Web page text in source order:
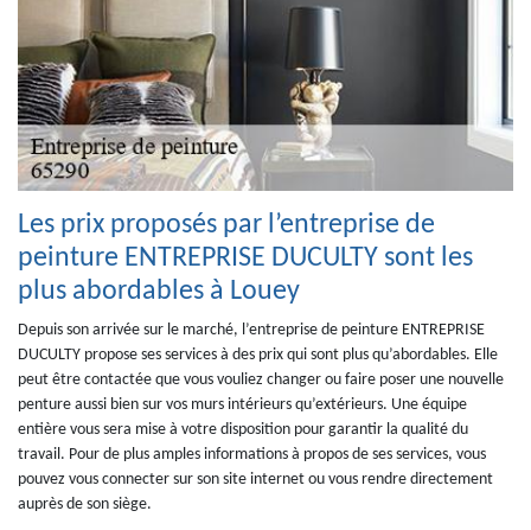
Les prix proposés par l’entreprise de
peinture ENTREPRISE DUCULTY sont les
plus abordables à Louey
Depuis son arrivée sur le marché, l’entreprise de peinture ENTREPRISE
DUCULTY propose ses services à des prix qui sont plus qu’abordables. Elle
peut être contactée que vous vouliez changer ou faire poser une nouvelle
penture aussi bien sur vos murs intérieurs qu’extérieurs. Une équipe
entière vous sera mise à votre disposition pour garantir la qualité du
travail. Pour de plus amples informations à propos de ses services, vous
pouvez vous connecter sur son site internet ou vous rendre directement
auprès de son siège.